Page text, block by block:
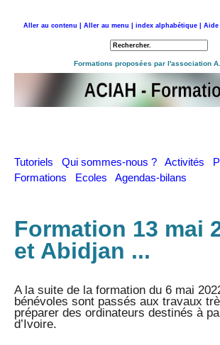
Aller au contenu | Aller au menu | index alphabétique | Aide |
Formations proposées par l'association
Tutoriels Qui sommes-nous ? Activités
Formations Ecoles Agendas-bilans
Formation 13 mai
et Abidjan ...
A la suite de la formation du 6 mai
bénévoles sont passés aux travaux
préparer des ordinateurs destinés à
d’Ivoire.